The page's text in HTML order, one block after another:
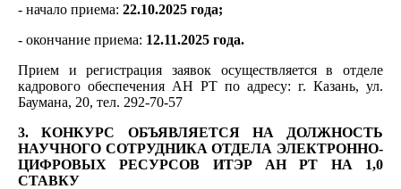
- начало приема: 22.10.2025 года;
- окончание приема: 12.11.2025 года.
Прием и регистрация заявок осуществляется в отделе
кадрового обеспечения АН РТ по адресу: г. Казань, ул.
Баумана, 20, тел. 292-70-57
3. КОНКУРС ОБЪЯВЛЯЕТСЯ НА ДОЛЖНОСТЬ
НАУЧНОГО СОТРУДНИКА ОТДЕЛА ЭЛЕКТРОННО-
ЦИФРОВЫХ РЕСУРСОВ ИТЭР АН РТ НА 1,0
СТАВКУ